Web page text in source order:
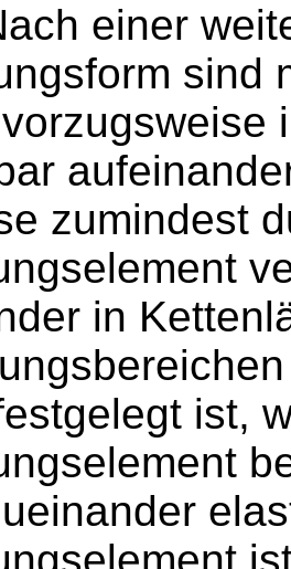
einer
sind
zumindest
in
ist,